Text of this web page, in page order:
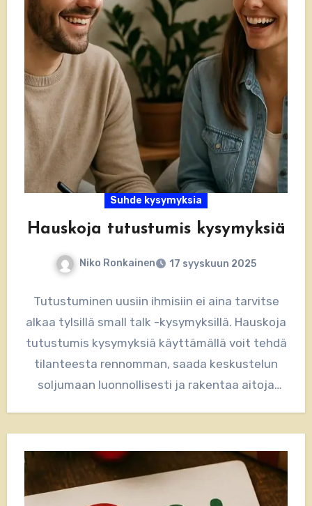
Suhde kysymyksia
Hauskoja tutustumis kysymyksiä
Niko Ronkainen 17 syyskuun 2025
Tutustuminen uusiin ihmisiin ei aina tarvitse
alkaa tylsillä small talk -kysymyksillä. Hauskoja
tutustumis kysymyksiä käyttämällä voit tehdä
tilanteesta rennomman, saada keskustelun
soljumaan luonnollisesti ja rakentaa aitoja